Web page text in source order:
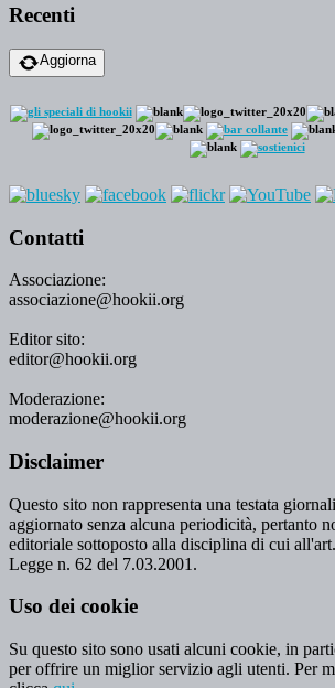
Recenti
Aggiorna
Contatti
Associazione:
associazione@hookii.org
Editor sito:
editor@hookii.org
Moderazione:
moderazione@hookii.org
Disclaimer
Questo sito non rappresenta una testata
aggiornato senza alcuna periodicità, pertanto
editoriale sottoposto alla disciplina di cui
Legge n. 62 del 7.03.2001.
Uso dei cookie
Su questo sito sono usati alcuni cookie, in
per offrire un miglior servizio agli utenti. Per